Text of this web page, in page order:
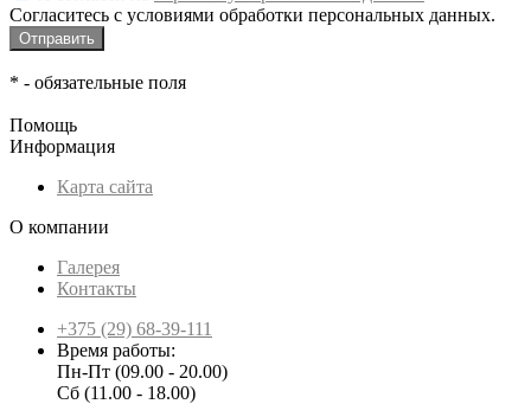
Согласитесь с условиями обработки персональных данных.
* - обязательные поля
Помощь
Информация
Карта сайта
О компании
Галерея
Контакты
+375 (29) 68-39-111
Время работы:
Пн-Пт (09.00 - 20.00)
Сб (11.00 - 18.00)